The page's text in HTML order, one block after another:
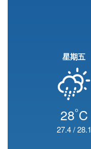
星期五
28°C
27.4/28.1